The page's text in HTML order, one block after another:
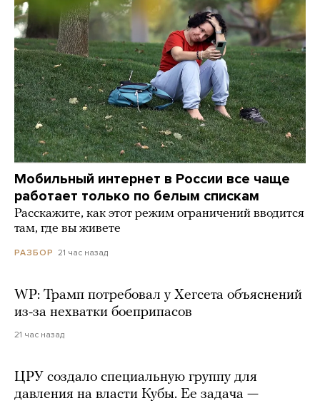
Мобильный интернет в России все чаще
работает только по белым спискам
Расскажите, как этот режим ограничений вводится
там, где вы живете
РАЗБОР 21 час назад
WP: Трамп потребовал у Хегсета объяснений
из-за нехватки боеприпасов
21 час назад
ЦРУ создало специальную группу для
давления на власти Кубы. Ее задача —